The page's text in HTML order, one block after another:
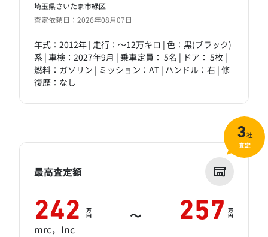
埼玉県さいたま市緑区
査定依頼日：2026年08月07日
年式：2012年 | 走行：～12万キロ | 色：黒(ブラック)
系 | 車検：2027年9月 | 乗車定員： 5名 | ドア： 5枚 |
燃料：ガソリン | ミッション：AT | ハンドル：右 | 修
復歴：なし
最高査定額
242 万
円 ～ 257 万
円
mrc，Inc
3社
査定